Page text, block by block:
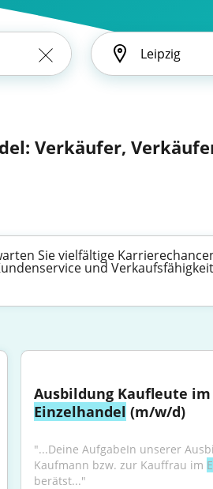
Verkäufer,
Sie vielfältige
und
Einzelhandel (m/w/d)
"...Deine AufgabeIn unserer
Kaufmann bzw. zur Kauffrau im
berätst..."